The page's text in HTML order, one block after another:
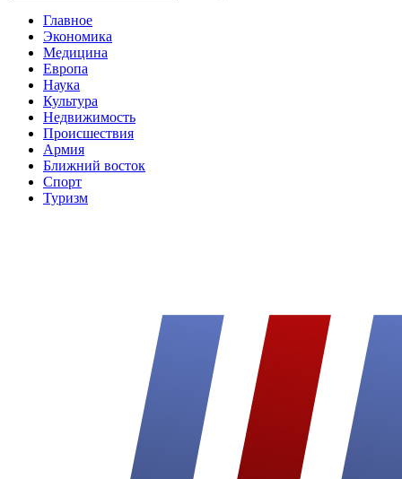
Главное
Экономика
Медицина
Европа
Наука
Культура
Недвижимость
Происшествия
Армия
Ближний восток
Спорт
Туризм